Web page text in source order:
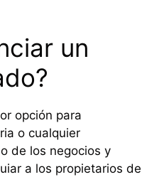
un
opción para
o cualquier
de los negocios y
a los propietarios de